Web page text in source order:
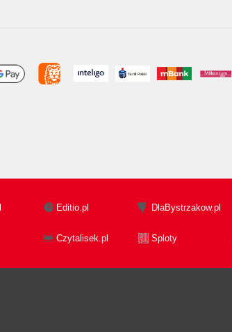
Editio.pl DlaBystrzakow.pl
Czytalisek.pl Sploty